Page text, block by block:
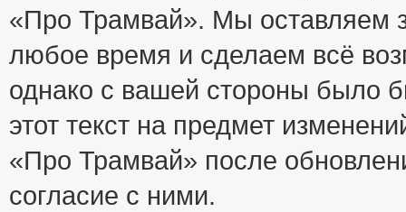
«Про Трамвай». Мы оставляем
любое время и сделаем всё
однако с вашей стороны было
этот текст на предмет
«Про Трамвай» после
согласие с ними.